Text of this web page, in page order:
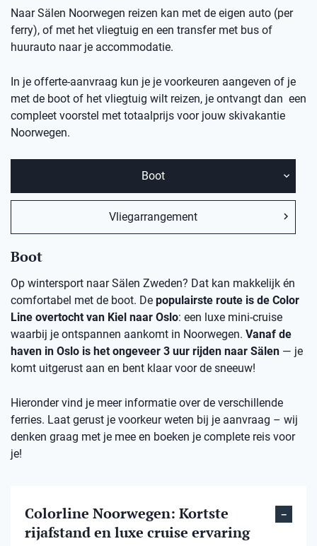
Naar Sälen Noorwegen reizen kan met de eigen auto (per
ferry), of met het vliegtuig en een transfer met bus of
huurauto naar je accommodatie.
In je offerte-aanvraag kun je je voorkeuren aangeven of je
met de boot of het vliegtuig wilt reizen, je ontvangt dan een
compleet voorstel met totaalprijs voor jouw skivakantie
Noorwegen.
Boot
Vliegarrangement
Boot
Op wintersport naar Sälen Zweden? Dat kan makkelijk én
comfortabel met de boot. De populairste route is de Color
Line overtocht van Kiel naar Oslo: een luxe mini-cruise
waarbij je ontspannen aankomt in Noorwegen. Vanaf de
haven in Oslo is het ongeveer 3 uur rijden naar Sälen — je
komt uitgerust aan en bent klaar voor de sneeuw!
Hieronder vind je meer informatie over de verschillende
ferries. Laat gerust je voorkeur weten bij je aanvraag – wij
denken graag met je mee en boeken je complete reis voor
je!
Colorline Noorwegen: Kortste
rijafstand en luxe cruise ervaring